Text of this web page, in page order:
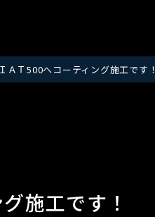
ＡＴ500へコーティング施工です！
施工です！